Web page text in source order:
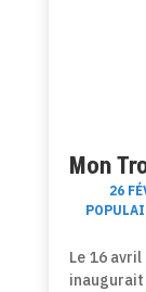
Mon
26
Le 16